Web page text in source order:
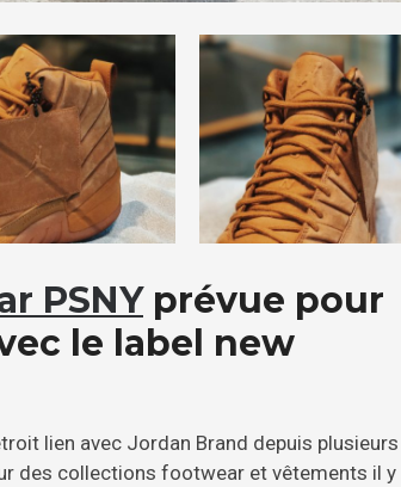
PSNYprévue pour
le label new
lien avec Jordan Brand depuis plusieurs
des collections footwear et vêtements il y